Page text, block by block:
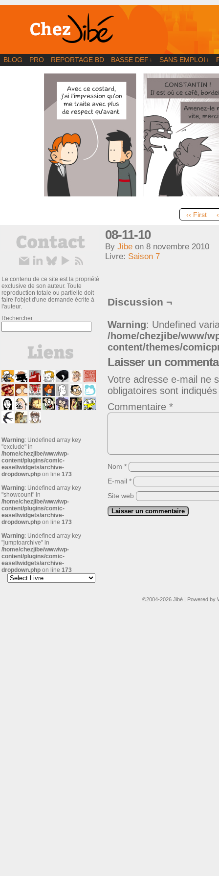
BD | Illustration | Blog
BLOG PRO REPORTAGE BD BASSE DEF ↓ SANS EMPLOI ↓
‹‹ First
Le contenu de ce site est la propriété
exclusive de son auteur. Toute
reproduction totale ou partielle doit
faire l'objet d'une demande écrite à
l'auteur.
Rechercher
Warning: Undefined array key
"exclude" in
/home/chezjibe/www/wp-
content/plugins/comic-
easel/widgets/archive-
dropdown.php on line 173
Warning: Undefined array key
"showcount" in
/home/chezjibe/www/wp-
content/plugins/comic-
easel/widgets/archive-
dropdown.php on line 173
Warning: Undefined array key
"jumptoarchive" in
/home/chezjibe/www/wp-
content/plugins/comic-
easel/widgets/archive-
dropdown.php on line 173
08-11-10
By Jibe on 8 novembre 2010
Livre: Saison 7
Discussion ¬
Warning: Undefined
/home/chezjibe/www/
content/themes/
Laisser un
Votre adresse e-mail ne
obligatoires sont
Commentaire *
Nom *
E-mail *
Site web
©2004-2026 Jibé | Powered by